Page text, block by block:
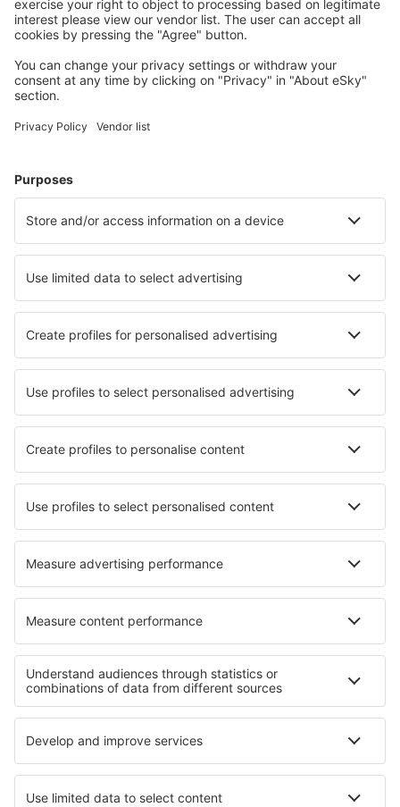
Uživateli eSky nejčastěji hledané ubytování
Ubytování v České republice - Oblíbená města
Ubytování v Praze Ubytování v Českém Krumlově
Ubytování ve Velkých Karlovicích Ubytování v Lednici
Nejlepší ubytování - města
Ubytování in Westbrook Ubytování in Bouznika
Ubytování in Lorcha Ubytování in Harsum
Ubytování in Altomunster Ubytování Frumoasa
Nejlepší ubytování - regiony
Ubytování v Těšínském Slezsku Ubytování v Jesenících
Ubytování v Lednicko - Valtickem areálu
Ubytování Jižních Čechach Ubytování in Ischia
Ubytování in Faroe Islands
Ubytování in Národní park Cheile Nerei-Beușnița
Ubytování in Danube Delta Ubytování v Costa Tropical